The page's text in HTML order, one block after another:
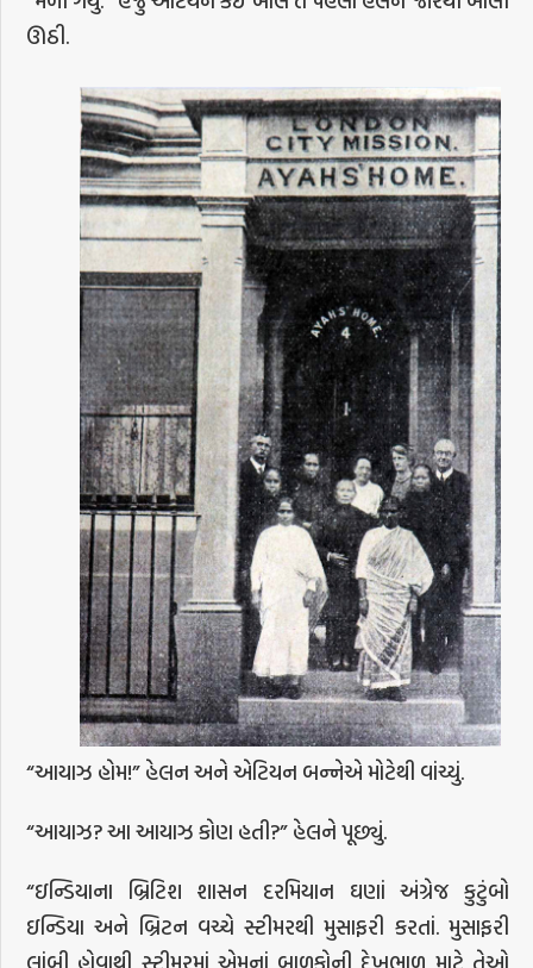
ઊઠી.
“આયાઝ હોમ!” હેલન અને એટિયન બન્નેએ મોટેથી વાંચ્યું.
“આયાઝ? આ આયાઝ કોણ હતી?” હેલને પૂછ્યું.
“ઇન્ડિયાના બ્રિટિશ શાસન દરમિયાન ઘણાં અંગ્રેજ કુટુંબો
ઇન્ડિયા અને બ્રિટન વચ્ચે સ્ટીમરથી મુસાફરી કરતાં. મુસાફરી